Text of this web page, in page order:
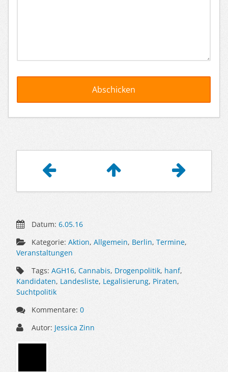
Datum:6.05.16
Kategorie:Aktion,Allgemein, Berlin,Termine,
Veranstaltungen
Tags: AGH16,Cannabis, Drogenpolitik, hanf,
Kandidaten, Landesliste, Legalisierung, Piraten,
Suchtpolitik
Kommentare:0
Autor: Jessica Zinn